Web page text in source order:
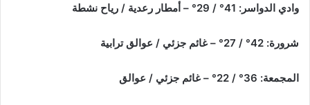
وادي الدواسر: 41° / 29° – أمطار رعدية / رياح نشطة
شرورة: 42° / 27° – غائم جزئي / عوالق ترابية
المجمعة: 36° / 22° – غائم جزئي / عوالق